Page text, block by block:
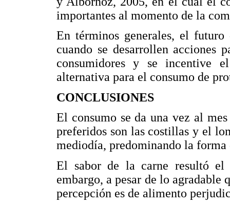
importantes al momento de la
En términos generales, el
cuando se desarrollen acciones
consumidores y se incentive
alternativa para el consumo de
CONCLUSIONES
El consumo se da una vez al
preferidos son las costillas y el
mediodía, predominando la forma
El sabor de la carne resultó el
embargo, a pesar de lo agradable
percepción es de alimento